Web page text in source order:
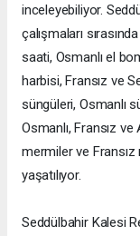
inceleyebiliyor.
çalışmaları
saati, Osmanlı el
harbisi, Fransız ve
süngüleri, Osmanlı
Osmanlı, Fransız
mermiler ve Fransız
yaşatılıyor.
Seddülbahir Kalesi